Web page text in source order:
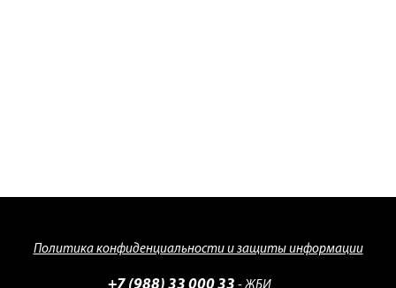
Политика конфиденциальности и защиты информации
+7 (988) 33 000 33